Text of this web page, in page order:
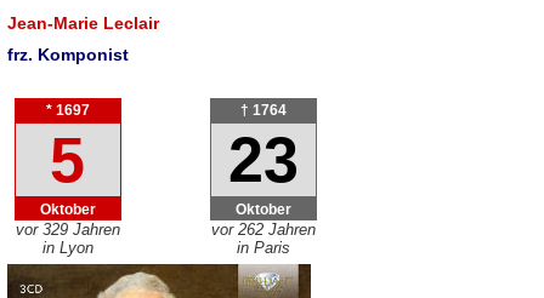
Jean-Marie Leclair
frz. Komponist
* 1697
5
Oktober
vor 329 Jahren
in Lyon
† 1764
23
Oktober
vor 262 Jahren
in Paris